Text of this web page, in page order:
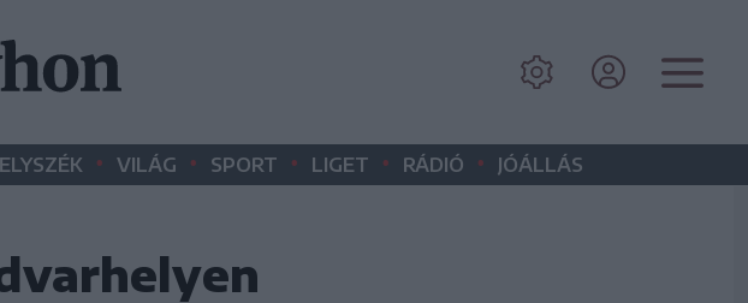
• VILÁG • SPORT • LIGET • RÁDIÓ • JÓÁLLÁS